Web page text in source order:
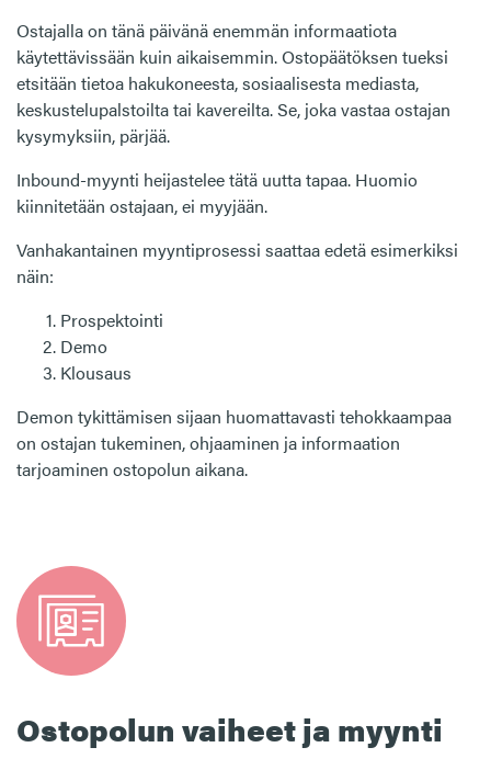
Ostajalla on tänä päivänä enemmän informaatiota
käytettävissään kuin aikaisemmin. Ostopäätöksen tueksi
etsitään tietoa hakukoneesta, sosiaalisesta mediasta,
keskustelupalstoilta tai kavereilta. Se, joka vastaa ostajan
kysymyksiin, pärjää.
Inbound-myynti heijastelee tätä uutta tapaa. Huomio
kiinnitetään ostajaan, ei myyjään.
Vanhakantainen myyntiprosessi saattaa edetä esimerkiksi
näin:
Prospektointi
Demo
Klousaus
Demon tykittämisen sijaan huomattavasti tehokkaampaa
on ostajan tukeminen, ohjaaminen ja informaation
tarjoaminen ostopolun aikana.
Ostopolun vaiheet ja myynti